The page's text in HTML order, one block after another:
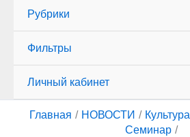
Рубрики
Фильтры
Личный кабинет
Главная НОВОСТИ Культура
Семинар